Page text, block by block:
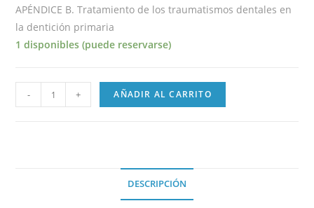
APÉNDICE B. Tratamiento de los traumatismos dentales en
la dentición primaria
1 disponibles (puede reservarse)
- + AÑADIR AL CARRITO
DESCRIPCIÓN